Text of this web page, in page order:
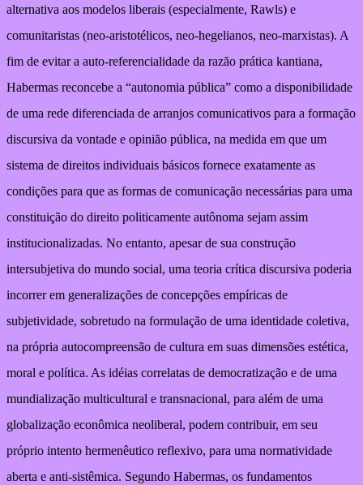
alternativa aos modelos liberais (especialmente, Rawls) e
comunitaristas (neo-aristotélicos, neo-hegelianos, neo-marxistas). A
fim de evitar a auto-referencialidade da razão prática kantiana,
Habermas reconcebe a “autonomia pública” como a disponibilidade
de uma rede diferenciada de arranjos comunicativos para a formação
discursiva da vontade e opinião pública, na medida em que um
sistema de direitos individuais básicos fornece exatamente as
condições para que as formas de comunicação necessárias para uma
constituição do direito politicamente autônoma sejam assim
institucionalizadas. No entanto, apesar de sua construção
intersubjetiva do mundo social, uma teoria crítica discursiva poderia
incorrer em generalizações de concepções empíricas de
subjetividade, sobretudo na formulação de uma identidade coletiva,
na própria autocompreensão de cultura em suas dimensões estética,
moral e política. As idéias correlatas de democratização e de uma
mundialização multicultural e transnacional, para além de uma
globalização econômica neoliberal, podem contribuir, em seu
próprio intento hermenêutico reflexivo, para uma normatividade
aberta e anti-sistêmica. Segundo Habermas, os fundamentos